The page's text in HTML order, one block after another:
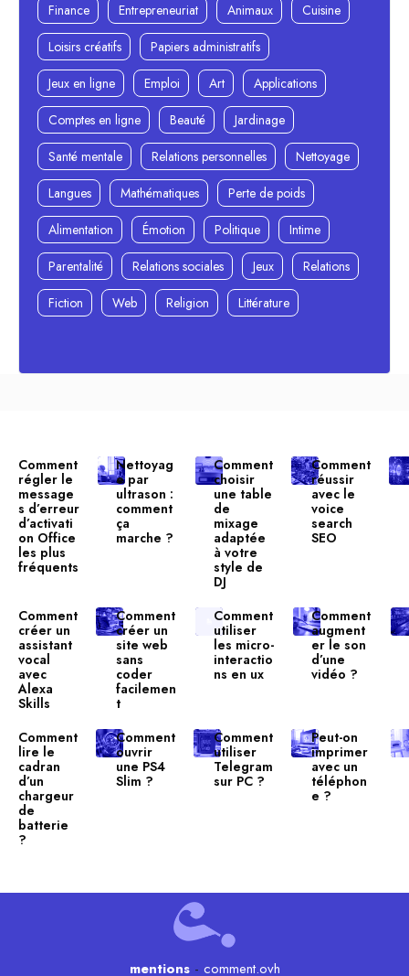
Finance
Entrepreneuriat Animaux
Cuisine
Loisirs créatifs
Papiers administratifs
Jeux en ligne
Emploi Art
Applications
Comptes en ligne
Beauté
Jardinage
Santé mentale
Relations personnelles
Nettoyage
Langues
Mathématiques
Perte de poids
Alimentation
Émotion Politique
Intime
Parentalité
Relations sociales Jeux
Relations
Fiction
Web Religion Littérature
Comment
régler le
message
s d’erreur
d’activati
on Office
les plus
fréquents
Nettoyag
e par
ultrason :
comment
ça
marche ?
Comment
choisir
une table
de
mixage
adaptée
à votre
style de
DJ
Comment
réussir
avec le
voice
search
SEO
Comment
créer un
assistant
vocal
avec
Alexa
Skills
Comment
créer un
site web
sans
coder
facilemen
t
Comment
utiliser
les micro-
interactio
ns en ux
Comment
augment
er le son
d’une
vidéo ?
Comment
lire le
cadran
d’un
chargeur
de
batterie
?
Comment
ouvrir
une PS4
Slim ?
Comment
utiliser
Telegram
sur PC ?
Peut-on
imprimer
avec un
téléphon
e ?
mentions- comment.ovh